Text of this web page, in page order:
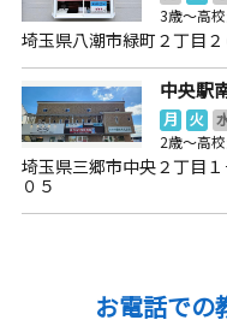
3歳～高
埼玉県八潮市緑町２丁目
中央駅
月 火
2歳～高
埼玉県三郷市中央２丁目
０５
お電話での